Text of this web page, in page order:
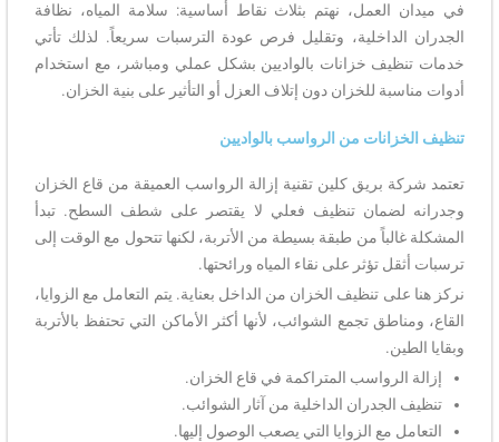
في ميدان العمل، نهتم بثلاث نقاط أساسية: سلامة المياه، نظافة
الجدران الداخلية، وتقليل فرص عودة الترسبات سريعاً. لذلك تأتي
خدمات تنظيف خزانات بالواديين بشكل عملي ومباشر، مع استخدام
أدوات مناسبة للخزان دون إتلاف العزل أو التأثير على بنية الخزان.
تنظيف الخزانات من الرواسب بالواديين
تعتمد شركة بريق كلين تقنية إزالة الرواسب العميقة من قاع الخزان
وجدرانه لضمان تنظيف فعلي لا يقتصر على شطف السطح. تبدأ
المشكلة غالباً من طبقة بسيطة من الأتربة، لكنها تتحول مع الوقت إلى
ترسبات أثقل تؤثر على نقاء المياه ورائحتها.
نركز هنا على تنظيف الخزان من الداخل بعناية. يتم التعامل مع الزوايا،
القاع، ومناطق تجمع الشوائب، لأنها أكثر الأماكن التي تحتفظ بالأتربة
وبقايا الطين.
إزالة الرواسب المتراكمة في قاع الخزان.
تنظيف الجدران الداخلية من آثار الشوائب.
التعامل مع الزوايا التي يصعب الوصول إليها.